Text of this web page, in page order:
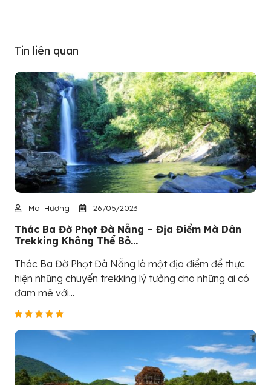
Tin liên quan
Mai Hương 26/05/2023
Thác Ba Đờ Phọt Đà Nẵng – Địa Điểm Mà Dân
Trekking Không Thể Bỏ...
Thác Ba Đờ Phọt Đà Nẵng là một địa điểm để thực
hiện những chuyến trekking lý tưởng cho những ai có
đam mê với...